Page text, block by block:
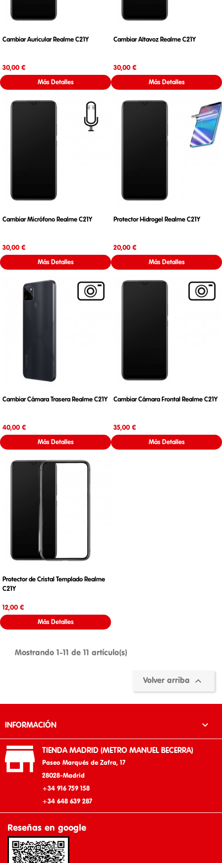
Cambiar Auricular Realme C21Y
30,00 €
Más Detalles
Cambiar Altavoz Realme C21Y
30,00 €
Más Detalles
Cambiar Micrófono Realme C21Y
30,00 €
Más Detalles
Protector Hidrogel Realme C21Y
20,00 €
Más Detalles
Cambiar Cámara Trasera Realme C21Y
40,00 €
Más Detalles
Cambiar Cámara Frontal Realme C21Y
35,00 €
Más Detalles
Protector de Cristal Templado Realme
C21Y
12,00 €
Más Detalles
Mostrando 1-11 de 11 artículo(s)
Volver arriba 
INFORMACIÓN 
 TIENDA MADRID (METRO MANUEL BECERRA)
Paseo Marqués de Zafra, 17
28028-Madrid
+34 916 759 158
+34 648 639 287
Reseñas en google